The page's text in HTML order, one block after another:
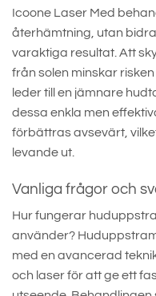
Icoone Laser Med
återhämtning, utan
varaktiga resultat. Att
från solen minskar
leder till en jämnare
dessa enkla men
förbättras avsevärt,
levande ut.
Vanliga frågor och
Hur fungerar
använder?
med en avancerad
och laser för att ge ett